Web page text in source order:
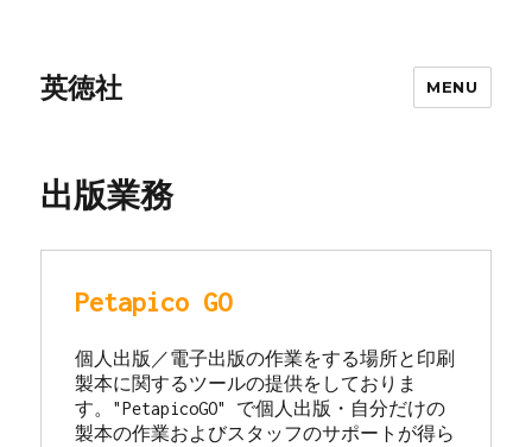
英徳社 MENU
出版業務
Petapico GO
個人出版／電子出版の作業をする場所と印刷
製本に関するツールの提供をしておりま
す。"PetapicoGO" で個人出版・自分だけの
製本の作業およびスタッフのサポートが得ら